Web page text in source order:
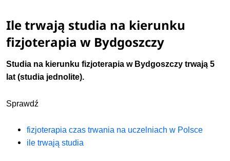
Ile trwają studia na kierunku
fizjoterapia w Bydgoszczy
Studia na kierunku fizjoterapia w Bydgoszczy trwają 5
lat (studia jednolite).
Sprawdź
fizjoterapia czas trwania na uczelniach w Polsce
ile trwają studia